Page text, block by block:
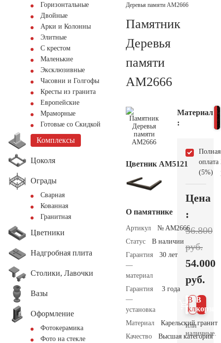
Горизонтальные
Двойные
Арки и Колонны
Элитные
С крестом
Маленькие
Эксклюзивные
Часовни и Голгофы
Кресты из гранита
Европейские
Мраморные
Готовые со Скидкой
Комплексы
Цоколя
Ограды
Сварная
Кованная
Гранитная
Цветники
Надгробная плита
Столики, Лавочки
Вазы
Оформление
Фотокерамика
Фото на стекле
Деревья памяти AM2666
Памятник
Деревья
памяти
AM2666
Цветник АМ5121
О памятнике
Артикул
№ AM2666
Статус
В наличии
Гарантия
—
материал
30 лет
Гарантия
—
установка
3 года
Материал
Карельский гранит
Качество
Высшая категория
Материал
:
Полная
оплата
(5%)
Цена
:
56.800
руб.
54.000
руб.
В
В 1
клик
или
наличные.